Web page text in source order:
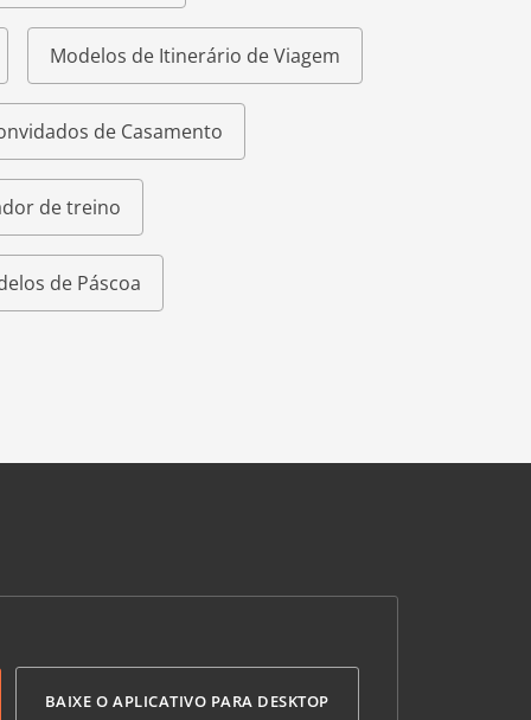
Modelos de Itinerário de Viagem
de Casamento
de treino
de Páscoa
BAIXE O APLICATIVO PARA DESKTOP